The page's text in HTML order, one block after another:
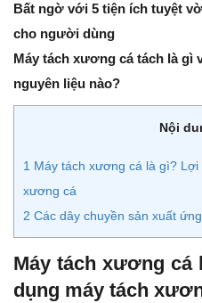
Bất ngờ với 5 tiện ích tuyệt
cho người dùng
Máy tách xương cá tách là gì
nguyên liệu nào?
Nội
1 Máy tách xương cá là gì?
xương cá
2 Các dây chuyền sản xuất
Máy tách xương
dụng máy tách